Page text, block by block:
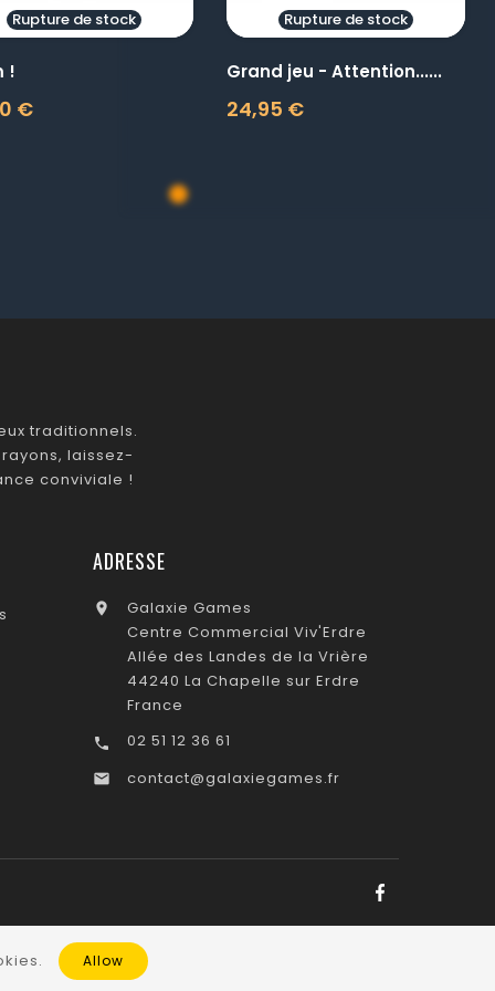
Rupture de stock
!
€
Rupture de stock
Grand jeu - Attention......
24,95 €
Prix
traditionnels.
laissez-
conviviale !
ADRESSE

Galaxie Games
Centre Commercial Viv'Erdre
Allée des Landes de la Vrière
44240 La Chapelle sur Erdre
France
 02 51 12 36 61
 contact@galaxiegames.fr
Allow